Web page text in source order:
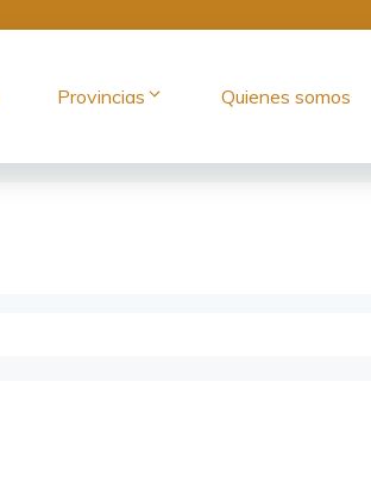
Provincias Quienes somos